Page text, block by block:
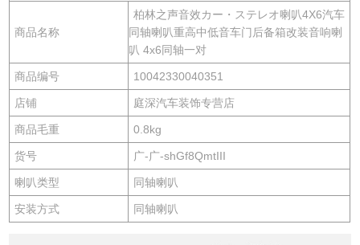
商品名称
柏林之声音效カー・ステレオ喇叭4X6汽车
同轴喇叭重高中低音车门后备箱改装音响喇
叭 4x6同轴一对
商品编号 10042330040351
店铺 庭深汽车装饰专营店
商品毛重 0.8kg
货号 广-广-shGf8QmtIII
喇叭类型 同轴喇叭
安装方式 同轴喇叭